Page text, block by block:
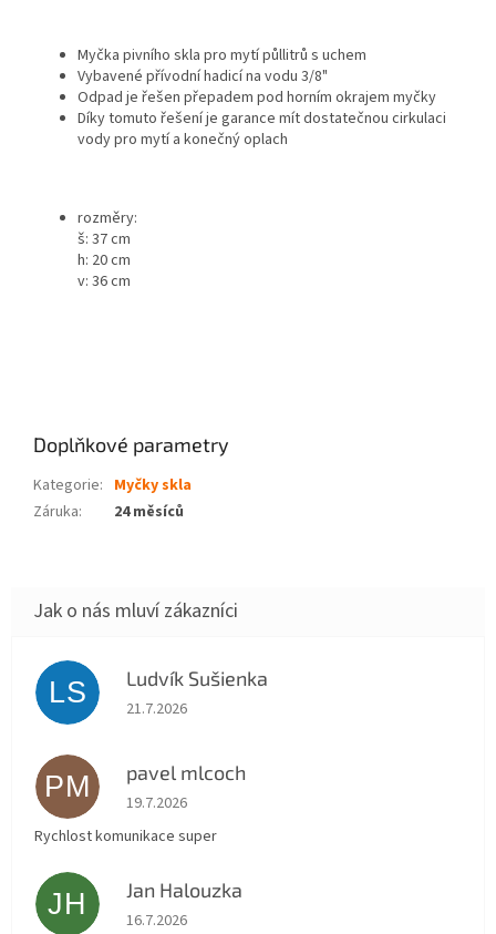
Myčka pivního skla pro mytí půllitrů s uchem
Vybavené přívodní hadicí na vodu 3/8"
Odpad je řešen přepadem pod horním okrajem myčky
Díky tomuto řešení je garance mít dostatečnou cirkulaci
vody pro mytí a konečný oplach
rozměry:
š: 37 cm
h: 20 cm
v: 36 cm
Doplňkové parametry
Kategorie: Myčky skla
Záruka: 24 měsíců
LS Ludvík Sušienka
Hodnocení obchodu je 5 z 5 hvězdiček.
21.7.2026
PM pavel mlcoch
Hodnocení obchodu je 5 z 5 hvězdiček.
19.7.2026
Rychlost komunikace super
JH Jan Halouzka
Hodnocení obchodu je 5 z 5 hvězdiček.
16.7.2026